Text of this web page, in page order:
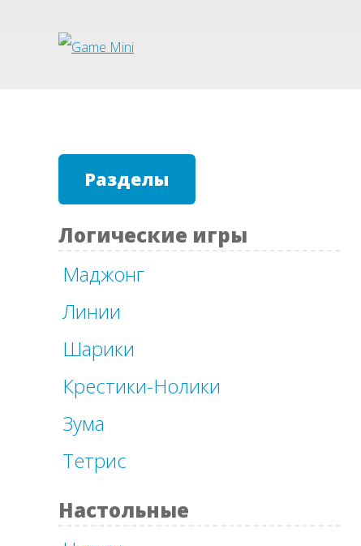
Разделы
Логические игры
Маджонг
Линии
Шарики
Крестики-Нолики
Зума
Тетрис
Настольные